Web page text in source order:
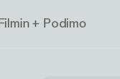
+ Podimo